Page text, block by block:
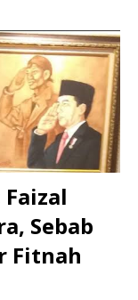
Sebab
Fitnah